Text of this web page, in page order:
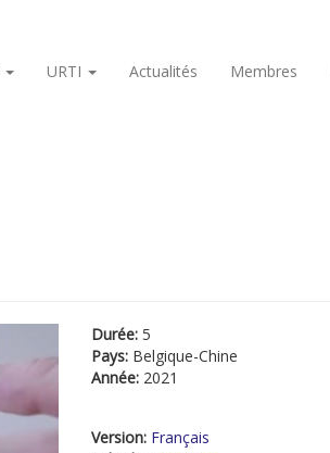
URTI Actualités Membres
Durée: 5
Pays: Belgique-Chine
Année: 2021
Version: Français